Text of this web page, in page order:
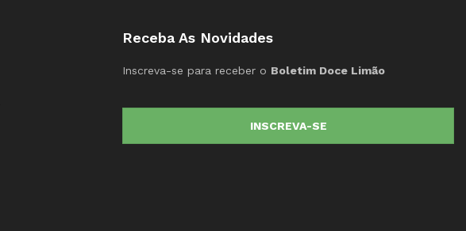
Receba As Novidades
Inscreva-se para receber o Boletim Doce Limão
INSCREVA-SE